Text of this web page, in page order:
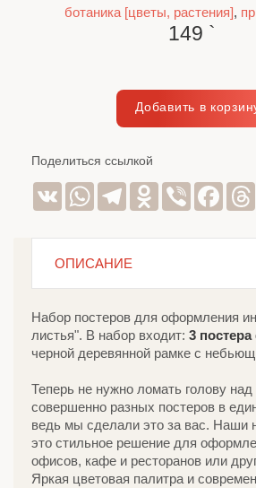
ботаника [цветы, растения],
149 `
Поделиться ссылкой
VK WhatsAppTelegramOdnoklassniki
Viber
ОПИСАНИЕ
Набор постеров для оформления
листья". В набор входит: 3
черной деревянной рамке с
Теперь не нужно ломать голову
совершенно разных постеров в
ведь мы сделали это за вас. Наши
это стильное решение для
офисов, кафе и ресторанов или
Яркая цветовая палитра и